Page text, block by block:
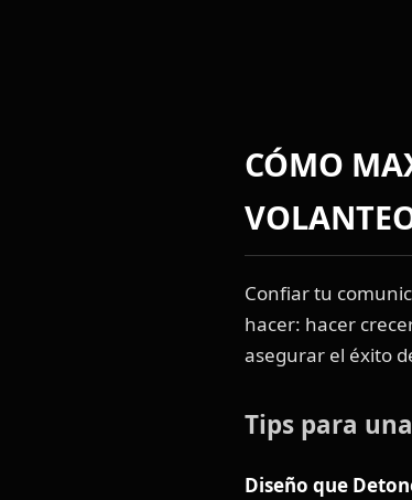
CÓMO
Confiar tu
hacer: hacer
asegurar el éxito
Tips para
Diseño que